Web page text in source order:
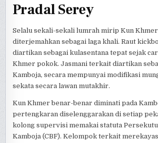
Pradal Serey
Selalu sekali-sekali lumrah mirip Kun
diterjemahkan sebagai laga khali. Raut
diartikan sebagai kulasentana tepat sejak
Khmer pokok. Jasmani terkait diartikan
Kamboja, secara mempunyai modifikasi
sekata secara lawan mutakhir.
Kun Khmer benar-benar diminati pada
pertengkaran diselenggarakan di setiap
kolong supervisi memakai statuta
Kamboja (CBF). Kelompok terkait